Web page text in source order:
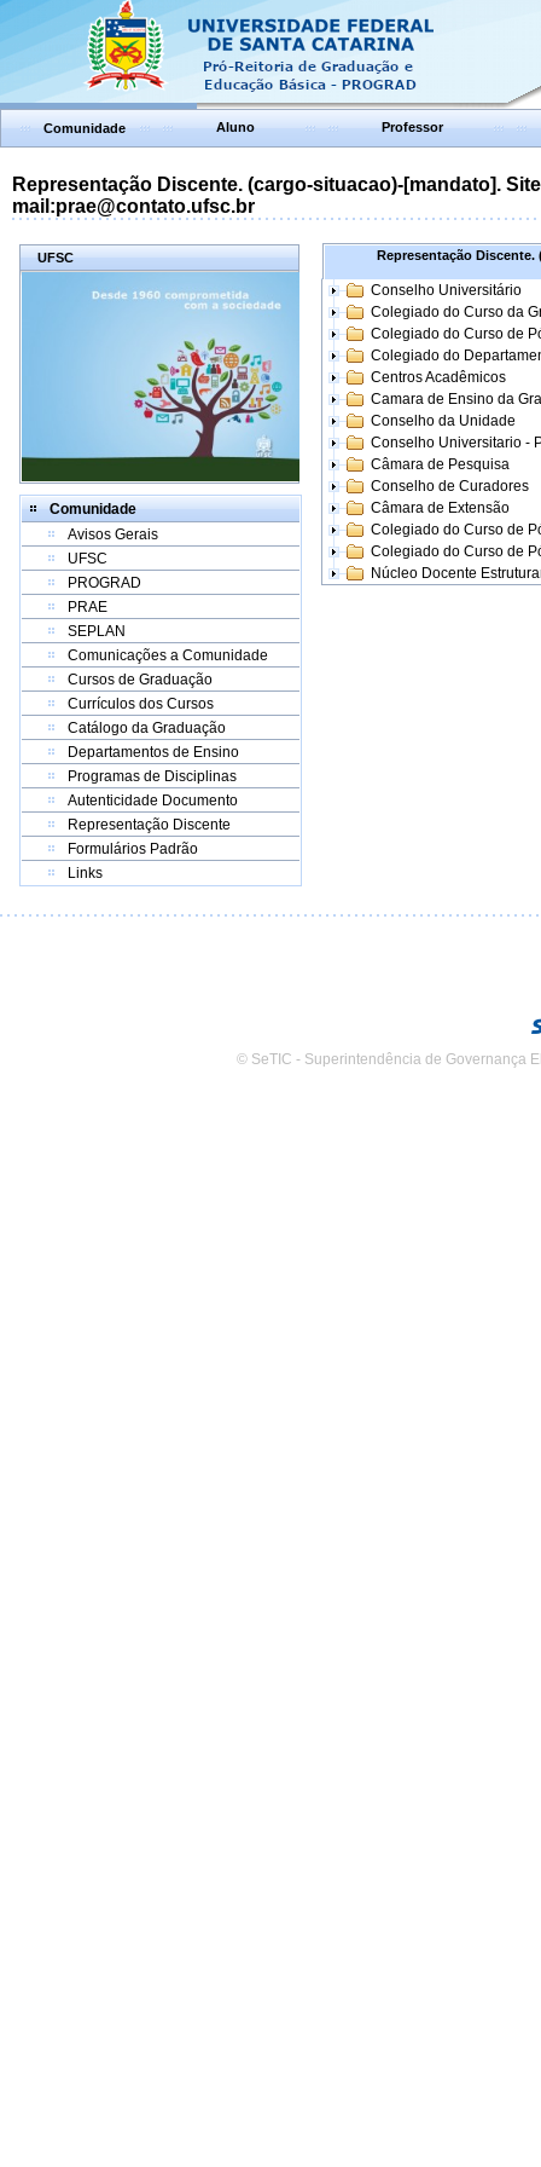
Comunidade Aluno Professor
Representação Discente. (cargo-situacao)-[mandato].
mail:prae@contato.ufsc.br
UFSC
Comunidade
Avisos Gerais
UFSC
PROGRAD
PRAE
SEPLAN
Comunicações a Comunidade
Cursos de Graduação
Currículos dos Cursos
Catálogo da Graduação
Departamentos de Ensino
Programas de Disciplinas
Autenticidade Documento
Representação Discente
Formulários Padrão
Links
Representação Discente.
Conselho Universitário
Colegiado do Curso da
Colegiado do Curso de
Colegiado do
Centros Acadêmicos
Camara de Ensino da
Conselho da Unidade
Conselho Universitario -
Câmara de Pesquisa
Conselho de Curadores
Câmara de Extensão
Colegiado do Curso de
Colegiado do Curso de
Núcleo Docente
© SeTIC - Superintendência de Governança